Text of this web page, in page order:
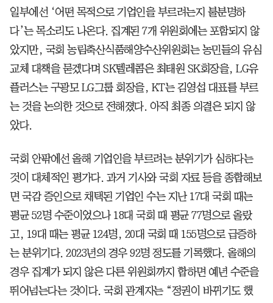
일부에선 ‘어떤 목적으로 기업인을 부르려는지 불분명하
다’는 목소리도 나온다. 집계된 7개 위원회에는 포함되지 않
았지만, 국회 농림축산식품해양수산위원회는 농민들의 유심
교체 대책을 묻겠다며 SK텔레콤은 최태원 SK회장을, LG유
플러스는 구광모 LG그룹 회장을, KT는 김영섭 대표를 부르
는 것을 논의한 것으로 전해졌다. 아직 최종 의결은 되지 않
았다.
국회 안팎에선 올해 기업인을 부르려는 분위기가 심하다는
것이 대체적인 평가다. 과거 기사와 국회 자료 등을 종합해보
면 국감 증인으로 채택된 기업인 수는 지난 17대 국회 때는
평균 52명 수준이었으나 18대 국회 때 평균 77명으로 올랐
고, 19대 때는 평균 124명, 20대 국회 때 155명으로 급증하
는 분위기다. 2023년의 경우 92명 정도를 기록했다. 올해의
경우 집계가 되지 않은 다른 위원회까지 합하면 예년 수준을
뛰어넘는다는 것이다. 국회 관계자는 “정권이 바뀌기도 했